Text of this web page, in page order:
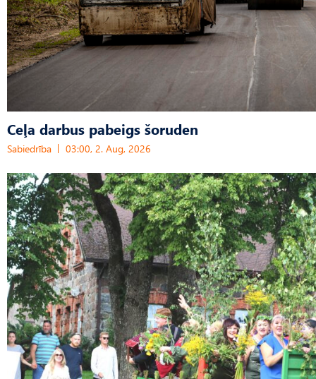
Ceļa darbus pabeigs šoruden
Sabiedrība 03:00, 2. Aug, 2026